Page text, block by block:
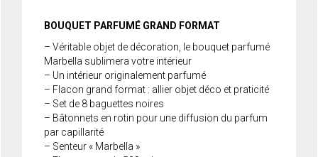
BOUQUET PARFUMÉ GRAND FORMAT
– Véritable objet de décoration, le bouquet parfumé
Marbella sublimera votre intérieur
– Un intérieur originalement parfumé
– Flacon grand format : allier objet déco et praticité
– Set de 8 baguettes noires
– Bâtonnets en rotin pour une diffusion du parfum
par capillarité
– Senteur « Marbella »